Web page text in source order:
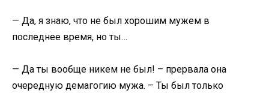
— Да, я знаю, что не был хорошим мужем в
последнее время, но ты…
— Да ты вообще никем не был! – прервала она
очередную демагогию мужа. – Ты был только